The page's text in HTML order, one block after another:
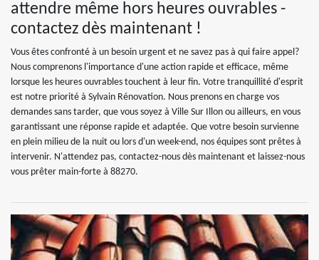
attendre même hors heures ouvrables -
contactez dès maintenant !
Vous êtes confronté à un besoin urgent et ne savez pas à qui faire appel?
Nous comprenons l'importance d'une action rapide et efficace, même
lorsque les heures ouvrables touchent à leur fin. Votre tranquillité d'esprit
est notre priorité à Sylvain Rénovation. Nous prenons en charge vos
demandes sans tarder, que vous soyez à Ville Sur Illon ou ailleurs, en vous
garantissant une réponse rapide et adaptée. Que votre besoin survienne
en plein milieu de la nuit ou lors d'un week-end, nos équipes sont prêtes à
intervenir. N'attendez pas, contactez-nous dès maintenant et laissez-nous
vous prêter main-forte à 88270.